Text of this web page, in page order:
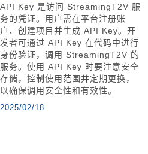
API Key 是访问 StreamingT2V 服
务的凭证。用户需在平台注册账
户、创建项目并生成 API Key。开
发者可通过 API Key 在代码中进行
身份验证，调用 StreamingT2V 的
服务。使用 API Key 时要注意安全
存储，控制使用范围并定期更换，
以确保调用安全性和有效性。
2025/02/18